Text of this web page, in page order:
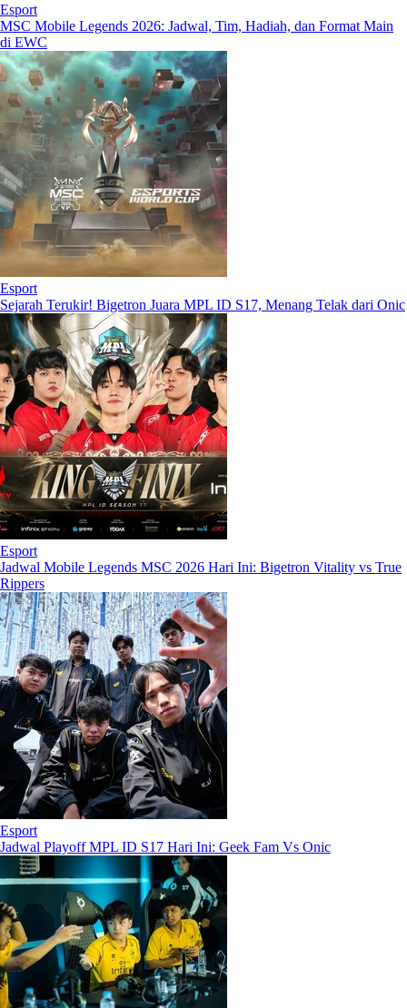
Esport
MSC Mobile Legends 2026: Jadwal, Tim, Hadiah, dan Format Main
di EWC
Esport
Sejarah Terukir! Bigetron Juara MPL ID S17, Menang Telak dari Onic
Esport
Jadwal Mobile Legends MSC 2026 Hari Ini: Bigetron Vitality vs True
Rippers
Esport
Jadwal Playoff MPL ID S17 Hari Ini: Geek Fam Vs Onic